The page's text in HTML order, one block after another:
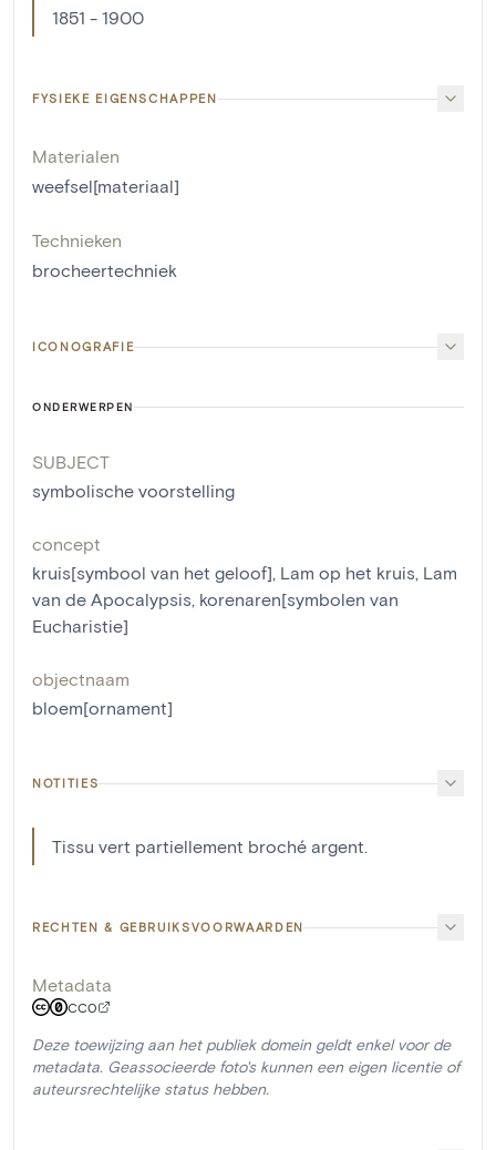
1851 - 1900
FYSIEKE EIGENSCHAPPEN
Materialen
weefsel[materiaal]
Technieken
brocheertechniek
ICONOGRAFIE
ONDERWERPEN
SUBJECT
symbolische voorstelling
concept
kruis[symbool van het geloof], Lam op het kruis, Lam
van de Apocalypsis, korenaren[symbolen van
Eucharistie]
objectnaam
bloem[ornament]
NOTITIES
Tissu vert partiellement broché argent.
RECHTEN & GEBRUIKSVOORWAARDEN
Metadata
CC0
Deze toewijzing aan het publiek domein geldt enkel voor de
metadata. Geassocieerde foto's kunnen een eigen licentie of
auteursrechtelijke status hebben.